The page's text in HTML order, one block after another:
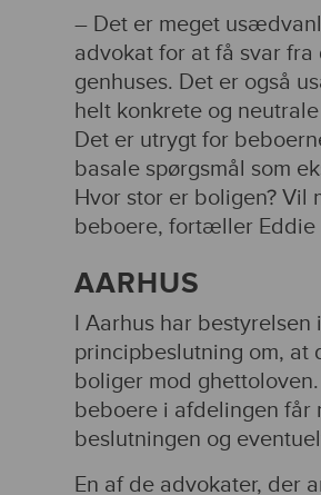
– Det er meget
advokat for at få svar
genhuses. Det er også
helt konkrete og
Det er utrygt for
basale spørgsmål som
Hvor stor er boligen? Vil
beboere, fortæller Eddie
AARHUS
I Aarhus har
principbeslutning om, at
boliger mod
beboere i afdelingen får
beslutningen og
En af de advokater, der